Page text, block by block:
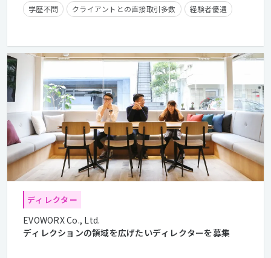
学歴不問
クライアントとの直接取引多数
経験者優遇
ディレクター
EVOWORX Co., Ltd.
ディレクションの領域を広げたいディレクターを募集